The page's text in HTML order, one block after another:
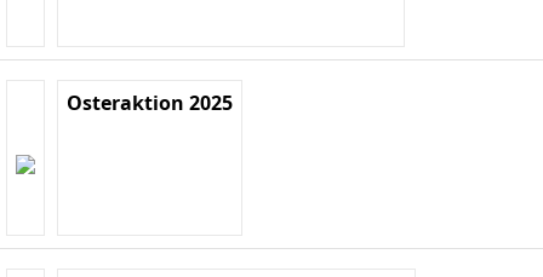
Osteraktion 2025